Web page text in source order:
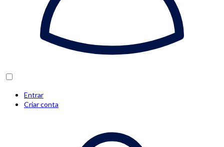
Entrar
Criar conta